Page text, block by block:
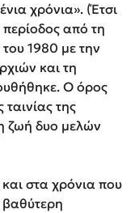
χρόνια». (Έτσι
από τη
1980 με την
και τη
Ο όρος
της
ζωή δυο μελών
στα χρόνια που